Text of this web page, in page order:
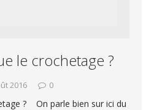
le crochetage ?
2016 0
? On parle bien sur ici du